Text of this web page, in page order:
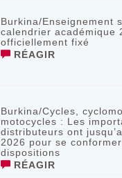
Burkina/Enseignement
calendrier académique
officiellement fixé
RÉAGIR
Burkina/Cycles,
motocycles : Les
distributeurs ont
2026 pour se
dispositions
RÉAGIR